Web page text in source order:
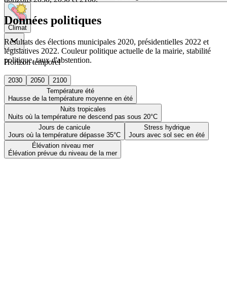
Climat
Horizon temporel
2030 2050
2100
Température été
Hausse de la température moyenne en été
Nuits tropicales
Nuits où la température ne descend pas sous 20°C
Jours de canicule
Jours où la température dépasse 35°C
Stress hydrique
Jours avec sol sec en été
Élévation niveau mer
Élévation prévue du niveau de la mer
Données politiques
Résultats des élections municipales 2020, présidentielles 2022 et
législatives 2022. Couleur politique actuelle de la mairie, stabilité
politique, taux d'abstention.